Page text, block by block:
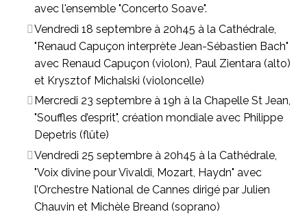
avec l'ensemble "Concerto Soave".
Vendredi 18 septembre à 20h45 à la Cathédrale,
"Renaud Capuçon interprète Jean-Sébastien Bach"
avec Renaud Capuçon (violon), Paul Zientara (alto)
et Krysztof Michalski (violoncelle)
Mercredi 23 septembre à 19h à la Chapelle St Jean,
"Souffles d’esprit", création mondiale avec Philippe
Depetris (flûte)
Vendredi 25 septembre à 20h45 à la Cathédrale,
"Voix divine pour Vivaldi, Mozart, Haydn" avec
l’Orchestre National de Cannes dirigé par Julien
Chauvin et Michèle Breand (soprano)